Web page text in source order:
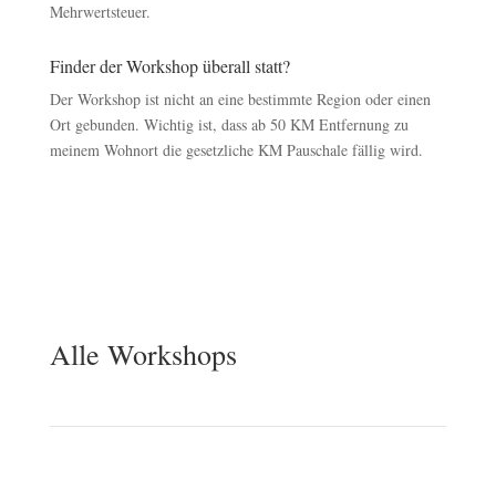
Mehrwertsteuer.
Finder der Workshop überall statt?
Der Workshop ist nicht an eine bestimmte Region oder einen
Ort gebunden. Wichtig ist, dass ab 50 KM Entfernung zu
meinem Wohnort die gesetzliche KM Pauschale fällig wird.
Alle Workshops